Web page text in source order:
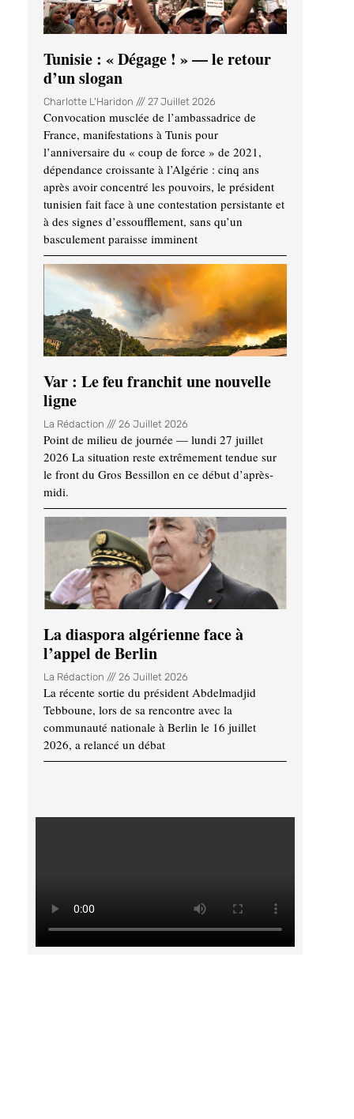
Tunisie : « Dégage ! » — le retour
d’un slogan
Charlotte L'Haridon 27 Juillet 2026
Convocation musclée de l’ambassadrice de
France, manifestations à Tunis pour
l’anniversaire du « coup de force » de 2021,
dépendance croissante à l’Algérie : cinq ans
après avoir concentré les pouvoirs, le président
tunisien fait face à une contestation persistante et
à des signes d’essoufflement, sans qu’un
basculement paraisse imminent
Var : Le feu franchit une nouvelle
ligne
La Rédaction 26 Juillet 2026
Point de milieu de journée — lundi 27 juillet
2026 La situation reste extrêmement tendue sur
le front du Gros Bessillon en ce début d’après-
midi.
La diaspora algérienne face à
l’appel de Berlin
La Rédaction 26 Juillet 2026
La récente sortie du président Abdelmadjid
Tebboune, lors de sa rencontre avec la
communauté nationale à Berlin le 16 juillet
2026, a relancé un débat